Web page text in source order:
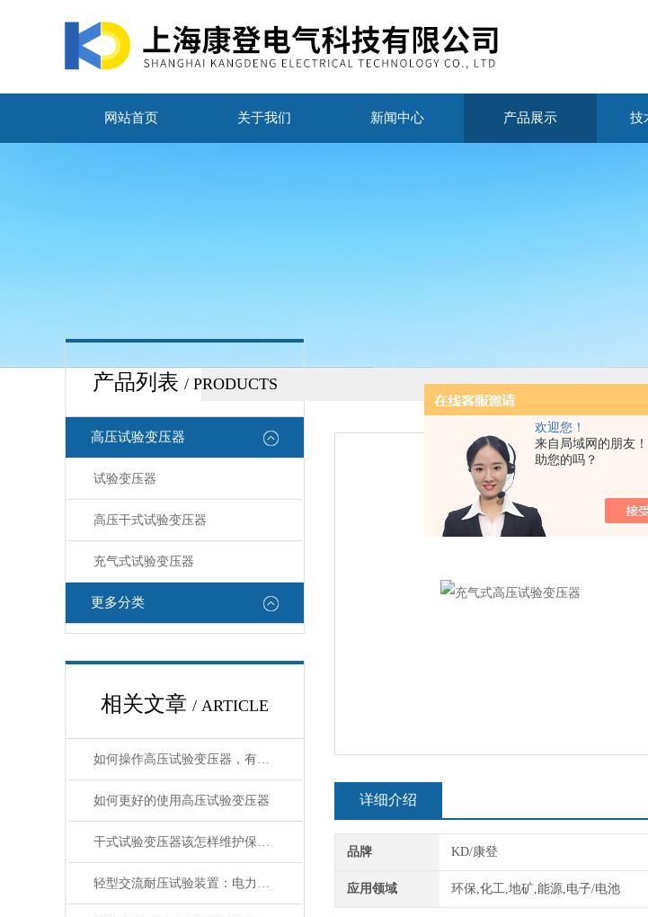
欢迎您！
来自局域网的朋友
助您的吗？
网站首页 关于我们 新闻中心 产品展示 技
产品列表 / PRODUCTS
高压试验变压器
试验变压器
高压干式试验变压器
充气式试验变压器
更多分类
相关文章 / ARTICLE
如何操作高压试验变压器，有哪些注意事项？
如何更好的使用高压试验变压器
干式试验变压器该怎样维护保养？
轻型交流耐压试验装置：电力测试的新选择
详细介绍
品牌 KD/康登
应用领域 环保,化工,地矿,能源,电子/电池